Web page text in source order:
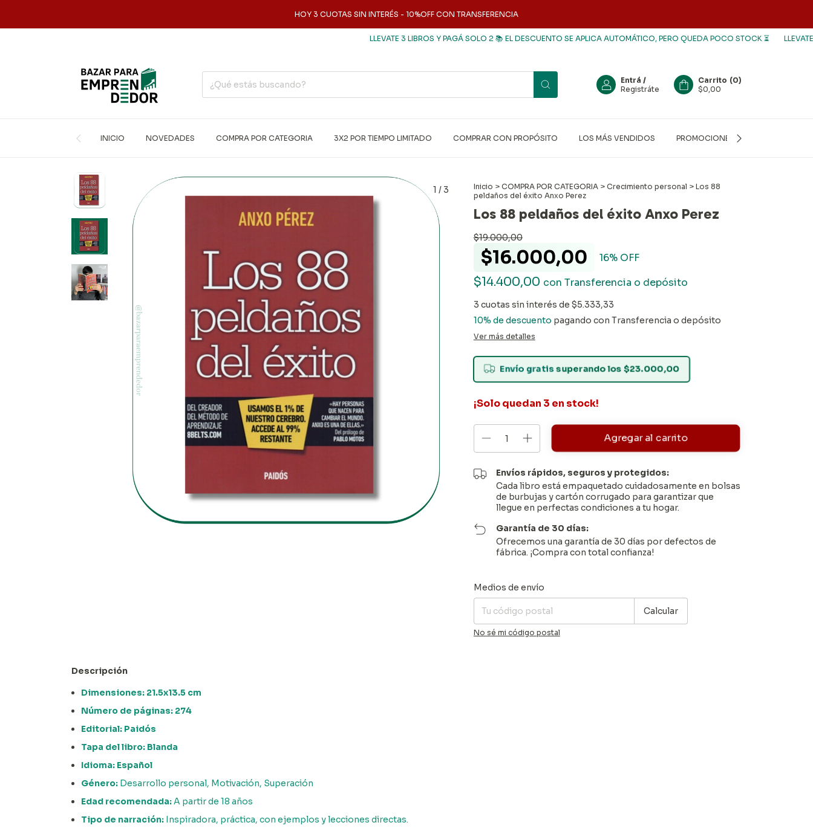
HOY 3 CUOTAS SIN INTERÉS - 10%OFF CON TRANSFERENCIA
LLEVATE 3 LIBROS Y PAGÁ SOLO 2 📚 EL DESCUENTO SE APLICA AUTOMÁTICO, PERO QUEDA POCO STOCK ⏳ LLEVATE 3
Entrá /
Registráte
Carrito (0)
$0,00
INICIO NOVEDADES COMPRA POR CATEGORIA 3X2 POR TIEMPO LIMITADO COMPRAR CON PROPÓSITO LOS MÁS VENDIDOS PROMOCIONES
1 / 3 Inicio > COMPRA POR CATEGORIA > Crecimiento personal > Los 88
peldaños del éxito Anxo Perez
Los 88 peldaños del éxito Anxo Perez
$19.000,00
$16.000,00 16% OFF
$14.400,00 con Transferencia o depósito
3 cuotas sin interés de $5.333,33
10% de descuento pagando con Transferencia o depósito
Ver más detalles
Envío gratissuperando los $23.000,00
¡Solo quedan 3 en stock!
Envíos rápidos, seguros y protegidos:
Cada libro está empaquetado cuidadosamente en bolsas
de burbujas y cartón corrugado para garantizar que
llegue en perfectas condiciones a tu hogar.
Garantía de 30 días:
Ofrecemos una garantía de 30 días por defectos de
fábrica. ¡Compra con total confianza!
Entregas para el CP:
Medios de envío
Calcular
No sé mi código postal
Descripción
Dimensiones: 21.5x13.5 cm
Número de páginas: 274
Editorial: Paidós
Tapa del libro: Blanda
Idioma: Español
Género: Desarrollo personal, Motivación, Superación
Edad recomendada:A partir de 18 años
Tipo de narración: Inspiradora, práctica, con ejemplos y lecciones directas.